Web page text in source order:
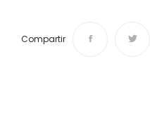
Compartir